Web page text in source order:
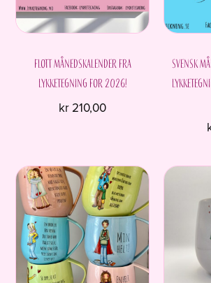
Flott månedskalender fra
Lykketegning for 2026!
kr 210,00
Svensk